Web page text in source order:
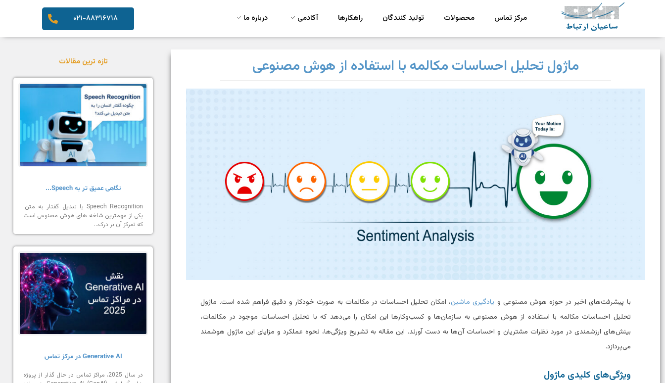
ش
رکت ساعیان ارتباط آینده پیشرو یکپارچگی و امنیت در ارتباط
مرکز تماس محصولات تولید کنندگان راهکارها آکادمی درباره ما ۰۲۱-۸۸۳۱۶۷۱۸
ماژول تحلیل احساسات مکالمه با استفاده از هوش مصنوعی
با پیشرفت‌های اخیر در حوزه هوش مصنوعی و یادگیری ماشین، امکان تحلیل احساسات در مکالمات به صورت خودکار و دقیق فراهم شده است. ماژول
تحلیل احساسات مکالمه با استفاده از هوش مصنوعی به سازمان‌ها و کسب‌وکارها این امکان را می‌دهد که با تحلیل احساسات موجود در مکالمات،
بینش‌های ارزشمندی در مورد نظرات مشتریان و احساسات آن‌ها به دست آورند. این مقاله به تشریح ویژگی‌ها، نحوه عملکرد و مزایای این ماژول هوشمند
می‌پردازد.
ویژگی‌های کلیدی ماژول
تازه ترین مقالات
نگاهی عمیق تر به Speech...
Speech Recognition یا تبدیل گفتار به متن،
یکی از مهمترین شاخه های هوش مصنوعی است
که تمرکز آن بر درک…
Generative AI در مرکز تماس
در سال 2025، مراکز تماس در حال گذار از پروژه